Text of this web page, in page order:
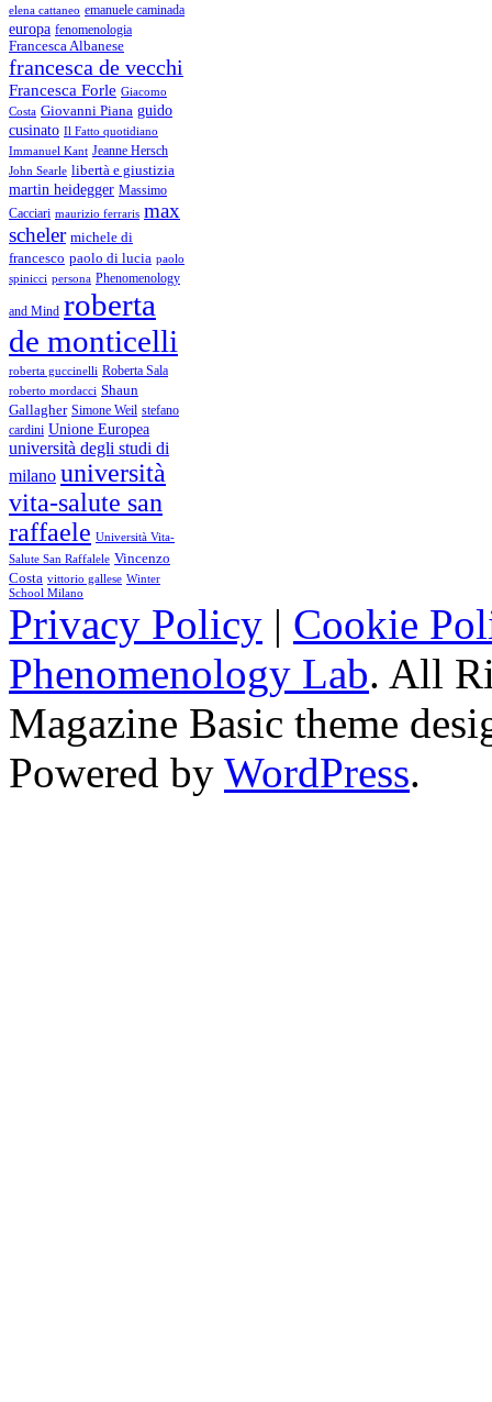
elena cattaneo emanuele caminada
europa fenomenologia
Francesca Albanese
francesca de vecchi
Francesca Forle Giacomo
Costa Giovanni Piana guido
cusinato Il Fatto quotidiano
Immanuel Kant Jeanne Hersch
John Searle libertà e giustizia
martin heidegger Massimo
Cacciari maurizio ferraris max
scheler michele di
francesco paolo di lucia paolo
spinicci persona Phenomenology
and Mind roberta
de monticelli
roberta guccinelli Roberta Sala
roberto mordacci Shaun
Gallagher Simone Weil stefano
cardini Unione Europea
università degli studi di
milano università
vita-salute san
raffaele Università Vita-
Salute San Raffalele Vincenzo
Costa vittorio gallese Winter
School Milano
Privacy Policy | Cookie
Phenomenology Lab. All
Magazine Basic theme
Powered by WordPress.